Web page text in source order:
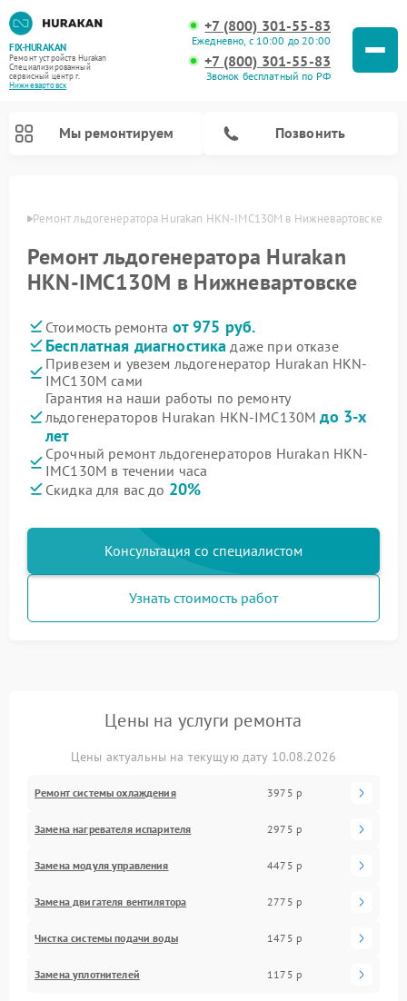
FIX-HURAKAN
Ремонт устройств Hurakan
Специализированный
cервисный центр г.
Нижневартовск
+7 (800) 301-55-83
Ежедневно, с 10:00 до 20:00
+7 (800) 301-55-83
Звонок бесплатный по РФ
Мы ремонтируем Позвонить
Ремонт льдогенератора Hurakan HKN-IMC130M в Нижневартовске
Ремонт льдогенератора Hurakan
HKN-IMC130M в Нижневартовске
Стоимость ремонта от 975 руб.
Бесплатная диагностика даже при отказе
Привезем и увезем льдогенератор Hurakan HKN-
IMC130M сами
Гарантия на наши работы по ремонту
льдогенераторов Hurakan HKN-IMC130Mдо 3-х
лет
Срочный ремонт льдогенераторов Hurakan HKN-
IMC130M в течении часа
Скидка для вас до 20%
Консультация со специалистом
Узнать стоимость работ
Цены на услуги ремонта
Цены актуальны на текущую дату 10.08.2026
Ремонт системы охлаждения 3975 р
Замена нагревателя испарителя 2975 р
Замена модуля управления 4475 р
Замена двигателя вентилятора 2775 р
Чистка системы подачи воды 1475 р
Замена уплотнителей 1175 р